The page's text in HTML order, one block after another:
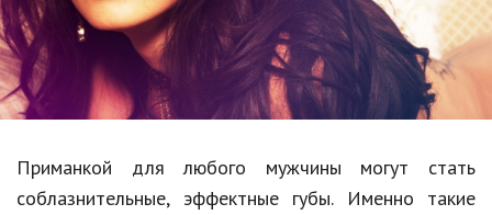
Образование
В мире
Культура
Авто, мото
Спорт
Приманкой для любого мужчины могут стать
соблазнительные, эффектные губы. Именно такие